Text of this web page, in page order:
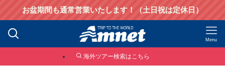
お盆期間も通常営業いたします！（土日祝は定休日）
Menu
海外ツアー検索はこちら